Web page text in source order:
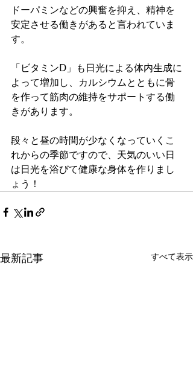
ドーパミンなどの興奮を抑え、精神を
安定させる働きがあると言われていま
す。
「ビタミンⅮ」も日光による体内生成に
よって増加し、カルシウムとともに骨
を作って筋肉の維持をサポートする働
きがあります。
段々と昼の時間が少なくなっていくこ
れからの季節ですので、天気のいい日
は日光を浴びて健康な身体を作りまし
ょう！
最新記事 すべて表示